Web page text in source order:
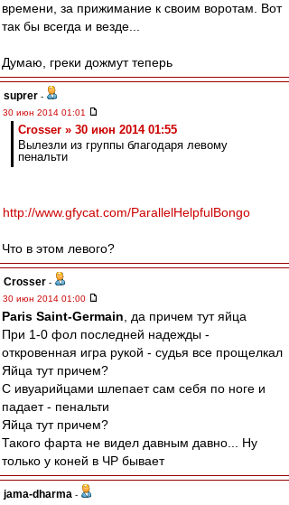
времени, за прижимание к своим воротам. Вот
так бы всегда и везде...
Думаю, греки дожмут теперь
suprer -
30 июн 2014 01:01
Crosser » 30 июн 2014 01:55
Вылезли из группы благодаря левому
пенальти
http://www.gfycat.com/ParallelHelpfulBongo
Что в этом левого?
Crosser -
30 июн 2014 01:00
Paris Saint-Germain , да причем тут яйца
При 1-0 фол последней надежды -
откровенная игра рукой - судья все прощелкал
Яйца тут причем?
С ивуарийцами шлепает сам себя по ноге и
падает - пенальти
Яйца тут причем?
Такого фарта не видел давным давно... Ну
только у коней в ЧР бывает
jama-dharma -